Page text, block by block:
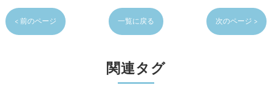
< 前のページ 一覧に戻る 次のページ >
関連タグ